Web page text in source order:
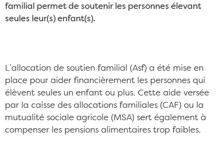
familial permet de soutenir les personnes élevant
seules leur(s) enfant(s).
L’allocation de soutien familial (Asf) a été mise en
place pour aider financièrement les personnes qui
élèvent seules un enfant ou plus. Cette aide versée
par la caisse des allocations familiales (CAF) ou la
mutualité sociale agricole (MSA) sert également à
compenser les pensions alimentaires trop faibles.